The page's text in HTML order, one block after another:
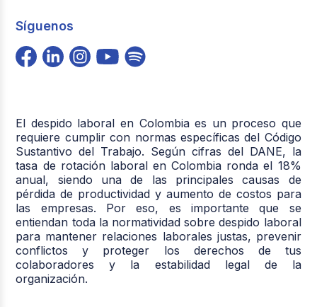
Síguenos
El despido laboral en Colombia es un proceso que
requiere cumplir con normas específicas del Código
Sustantivo del Trabajo. Según cifras del DANE, la
tasa de rotación laboral en Colombia ronda el 18%
anual, siendo una de las principales causas de
pérdida de productividad y aumento de costos para
las empresas. Por eso, es importante que se
entiendan toda la normatividad sobre despido laboral
para mantener relaciones laborales justas, prevenir
conflictos y proteger los derechos de tus
colaboradores y la estabilidad legal de la
organización.